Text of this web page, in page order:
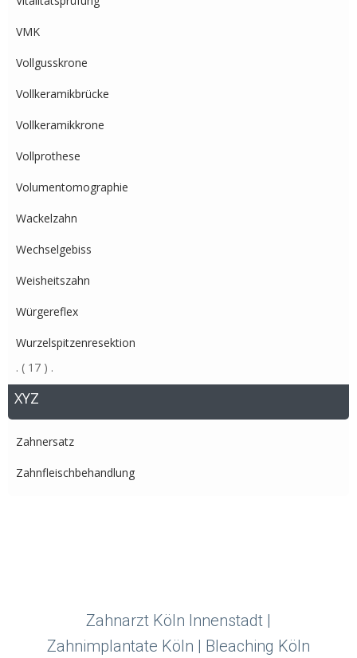
VMK
Vollgusskrone
Vollkeramikbrücke
Vollkeramikkrone
Vollprothese
Volumentomographie
Wackelzahn
Wechselgebiss
Weisheitszahn
Würgereflex
Wurzelspitzenresektion
. ( 17 ) .
XYZ
Zahnersatz
Zahnfleischbehandlung
Zahnarzt Köln Innenstadt |
Zahnimplantate Köln | Bleaching Köln